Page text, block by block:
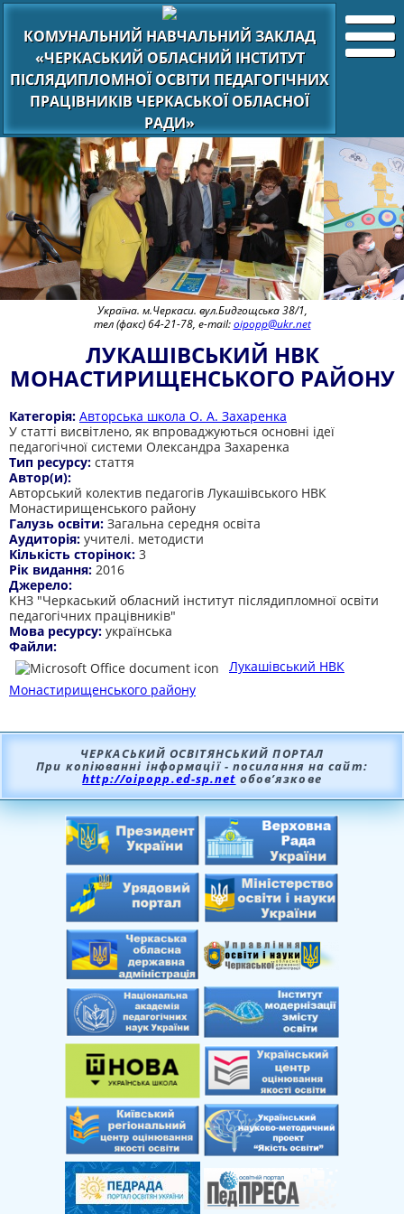
КОМУНАЛЬНИЙ НАВЧАЛЬНИЙ ЗАКЛАД
«ЧЕРКАСЬКИЙ ОБЛАСНИЙ ІНСТИТУТ
ПІСЛЯДИПЛОМНОЇ ОСВІТИ ПЕДАГОГІЧНИХ
ПРАЦІВНИКІВ ЧЕРКАСЬКОЇ ОБЛАСНОЇ
РАДИ»
Україна. м.Черкаси. вул.Бидгощська 38/1,
тел (факс) 64-21-78, e-mail:oipopp@ukr.net
ЛУКАШІВСЬКИЙ НВК
МОНАСТИРИЩЕНСЬКОГО РАЙОНУ
Категорія: Авторська школа О. А. Захаренка
У статті висвітлено, як впроваджуються основні ідеї
педагогічної системи Олександра Захаренка
Тип ресурсу: стаття
Автор(и):
Авторський колектив педагогів Лукашівського НВК
Монастирищенського району
Галузь освіти: Загальна середня освіта
Аудиторія: учителі. методисти
Кількість сторінок: 3
Рік видання: 2016
Джерело:
КНЗ "Черкаський обласний інститут післядипломної освіти
педагогічних працівників"
Мова ресурсу: українська
Файли:
Лукашівський НВК
Монастирищенського району
ЧЕРКАСЬКИЙ ОСВІТЯНСЬКИЙ ПОРТАЛ
При копіюванні інформації - посилання на сайт:
http://oipopp.ed-sp.net обов’язкове